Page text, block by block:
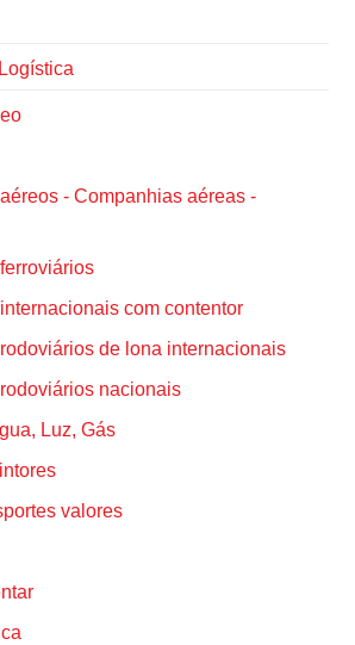
- Companhias aéreas -
com contentor
de lona internacionais
nacionais
Luz, Gás
valores